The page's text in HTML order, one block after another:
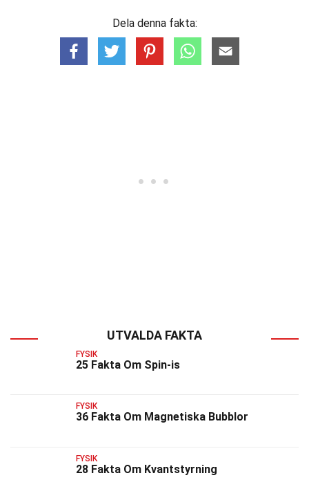
Dela denna fakta:
UTVALDA FAKTA
FYSIK
25 Fakta Om Spin-is
FYSIK
36 Fakta Om Magnetiska Bubblor
FYSIK
28 Fakta Om Kvantstyrning